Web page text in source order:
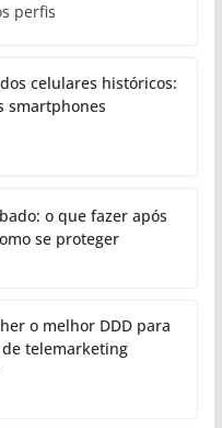
perfis
celulares históricos:
smartphones
o que fazer após
se proteger
o melhor DDD para
telemarketing